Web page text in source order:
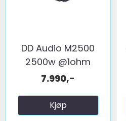
DD Audio M2500
2500w @1ohm
7.990,-
Kjøp